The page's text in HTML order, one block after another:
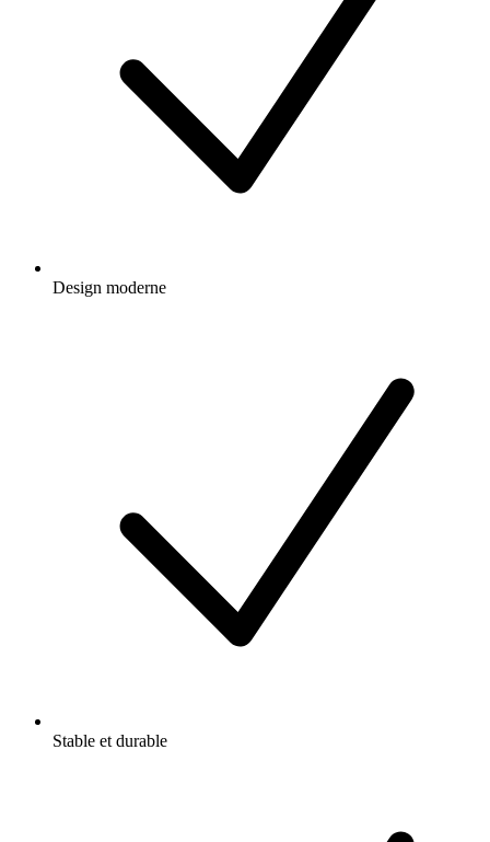
Design moderne
Stable et durable